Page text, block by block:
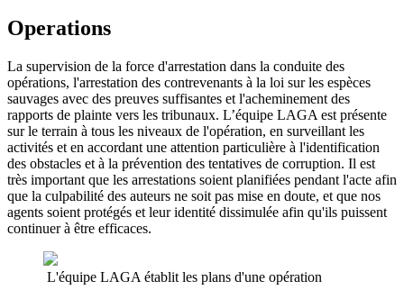
Operations
La supervision de la force d'arrestation dans la conduite des
opérations, l'arrestation des contrevenants à la loi sur les espèces
sauvages avec des preuves suffisantes et l'acheminement des
rapports de plainte vers les tribunaux. L’équipe LAGA est présente
sur le terrain à tous les niveaux de l'opération, en surveillant les
activités et en accordant une attention particulière à l'identification
des obstacles et à la prévention des tentatives de corruption. Il est
très important que les arrestations soient planifiées pendant l'acte afin
que la culpabilité des auteurs ne soit pas mise en doute, et que nos
agents soient protégés et leur identité dissimulée afin qu'ils puissent
continuer à être efficaces.
L'équipe LAGA établit les plans d'une opération